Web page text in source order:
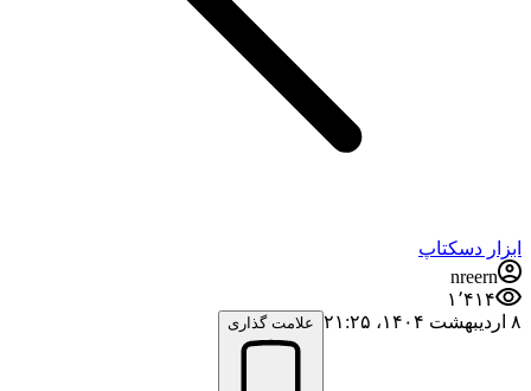
ابزار دسکتاپ
nreern
۱٬۴۱۴
۸ اردیبهشت ۱۴۰۴،‏ ۲۱:۲۵
علامت گذاری